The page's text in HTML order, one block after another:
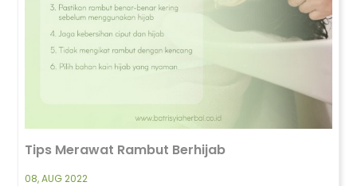
Tips Merawat Rambut Berhijab
08, AUG 2022